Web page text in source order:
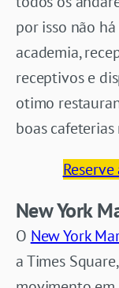
por isso não
academia,
receptivos e
otimo
boas
New York
O New York
a Times